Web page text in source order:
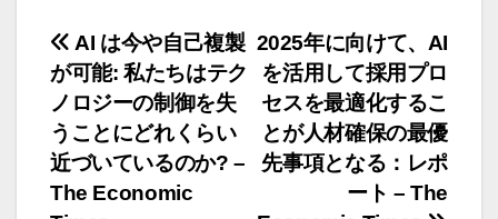
投
稿
ナ
ビ
2025年に向けて、AI
を活用して採用プロ
セスを最適化するこ
とが人材確保の最優
先事項となる：レポ
ート – The
AI は今や自己複製
が可能: 私たちはテク
ノロジーの制御を失
うことにどれくらい
近づいているのか? –
The Economic